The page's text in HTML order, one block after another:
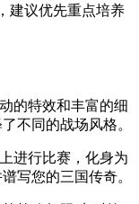
建议优先重点培养
的特效和丰富的细
不同的战场风格。
进行比赛，化身为
写您的三国传奇。